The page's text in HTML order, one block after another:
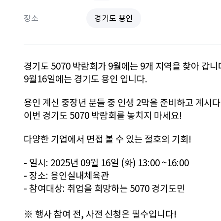
장소 경기도 용인
경기도 5070 박람회가 9월에는 9개 지역을 찾아 갑니
9월16일에는 경기도 용인 입니다.
용인 계신 중장년 분들 중 인생 2막을 준비하고 계시
이번 경기도 5070 박람회를 놓치지 마세요!
다양한 기업에서 면접 볼 수 있는 절호의 기회!
- 일시: 2025년 09월 16일 (화) 13:00 ~16:00
- 장소: 용인실내체육관
- 참여대상: 취업을 희망하는 5070 경기도민
※ 행사 참여 전, 사전 신청은 필수입니다!